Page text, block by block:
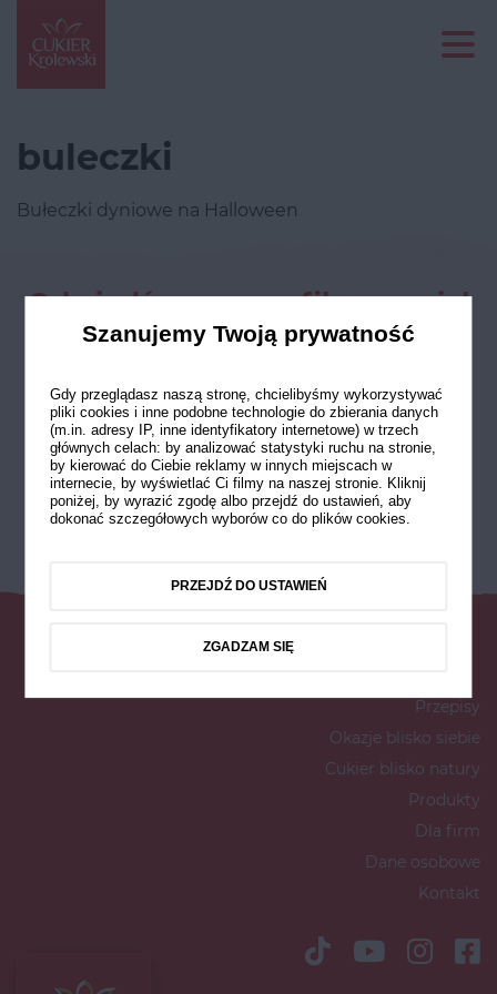
buleczki
Bułeczki dyniowe na Halloween
Odwiedź nasze profile w social
mediach
Przepisy
Okazje blisko siebie
Cukier blisko natury
Produkty
Dla firm
Dane osobowe
Kontakt
Szanujemy Twoją prywatność
Gdy przeglądasz naszą stronę, chcielibyśmy wykorzystywać
pliki cookies i inne podobne technologie do zbierania danych
(m.in. adresy IP, inne identyfikatory internetowe) w trzech
głównych celach: by analizować statystyki ruchu na stronie,
by kierować do Ciebie reklamy w innych miejscach w
internecie, by wyświetlać Ci filmy na naszej stronie. Kliknij
poniżej, by wyrazić zgodę albo przejdź do ustawień, aby
dokonać szczegółowych wyborów co do plików cookies.
PRZEJDŹ DO USTAWIEŃ
ZGADZAM SIĘ